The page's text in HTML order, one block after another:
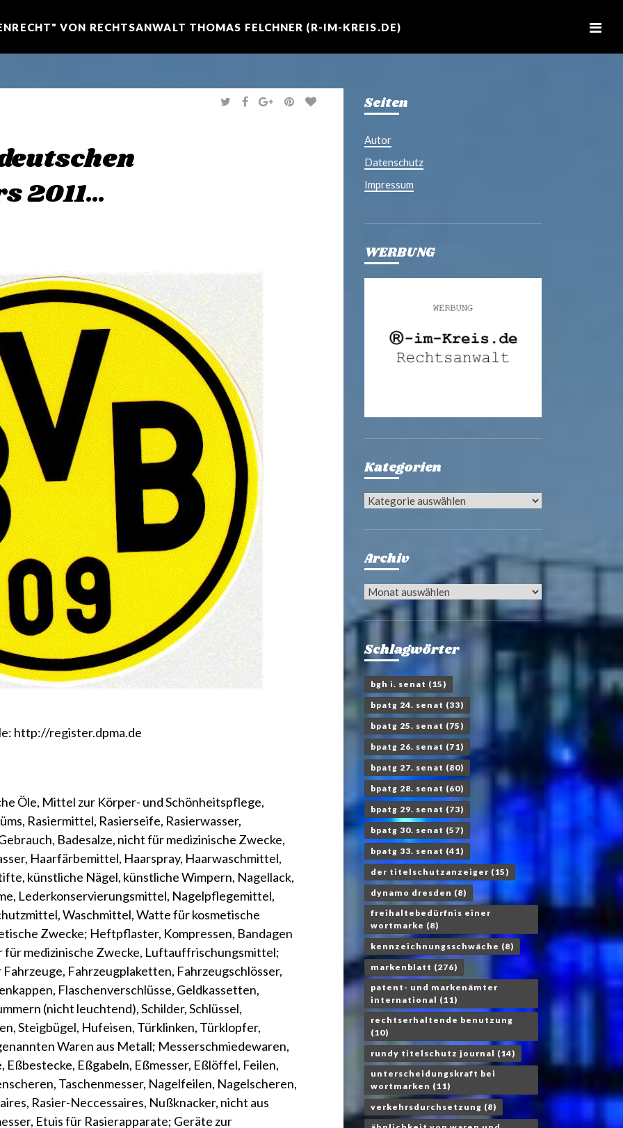
VON RECHTSANWALT THOMAS FELCHNER (R-IM-KREIS.DE)
T
W
F
A
G
O
P
I
2011…
http://register.dpma.de
Schreibwaren oder für Haushaltszwecke; Pinsel; Schreibmaschinen und Büroartikel (ausgenommen Möbel); Spielkarten; Broschüren, Bücher, Bildbände, Abreißkalender, Fotokalender, Zeitschriftenmagazine, Zeitungen, Abziehbilder, Alben, Aufkleber, Stickers, Anzeigenkarten, Kalender, Kataloge, Postkarten, Prospekte; Fahnen und Wimpel aus Papier; Abschminktücher aus Papier, Behälter und Kästen für Papier und Schreibwaren, Briefbeschwerer, Bierdeckel, Bilder, Bleistifte, Bleistifthalter, Bleistiftminen, Kugelschreiber, Farbmalstifte, Wachsmalstifte, Faserschreiber, Bleistiftspitzer, Briefpapier, Büroklammern, Textmarker, Füllfederhalter; Farbkästen (Schülerbedarf), Federhalter, Glückwunschkarten, Schreibhefte, Heftzwecken, Kaffeefilter aus Papier, Zeichenlineale, Papierhandtücher, Tischpapier, Servietten, Papiertaschentücher, Papiertüten, Papiervorhänge, Papierrollos, Pinsel, Plakate aus Papier und Pappe, Plakatträger aus Papier oder Pappe, Platzdeckchen aus Papier, Radiergummis, Schachteln aus Papier oder Pappe, Schreib- und Papierwaren, Schreibgeräte, Stempel, Stempelhalter, Stempelkästen, Stempelkissen, Untersetzer aus Papier, Wandtafeln; Leder und Lederimitationen sowie Waren daraus, soweit in Klasse 18 enthalten; Reise- und Handkoffer, Regenschirme, Sonnenschirme und Spazierstöcke; Geldbörsen (nicht aus Edelmetall), Badetaschen, Aktentaschen, Dokumentenmappen, Brieftaschen, Campingtaschen, Einkaufsnetze, Einkaufstaschen, Schlüsseletuis aus Leder, Halsbänder für Tiere, Kosmetikkoffer, Ledergurte, Rucksäcke, Reisetaschen, Schultaschen, Schuhbeutel; Möbel, Spiegel, Rahmen; Waren, soweit in Klasse 20 enthalten, aus Holz, Kork, Rohr, Binsen, Weide, Horn, Knochen, Elfenbein, Fischbein, Schildpatt, Bernstein, Perlmutt, Meerschaum und deren Ersatzstoffen oder aus Kunststoffen; Schlüsselbretter, Briefkästen, weder aus Metall noch aus Mauerwerk, Bücherregale, Wanddekorationsartikel für Innenausstattung, nicht aus textilem Material, Dosen, Kästen und Kisten aus Holz oder Kunststoff, Fahnenstangen, Kennzeichen für Fahrzeuge, nicht aus Metall, Fahrzeugschlösser, nicht aus Metall, Wachsfiguren, Figuren aus Holz, Wachs, Gips oder Kunststoff, Flaschenkappen, nicht aus Metall, Flaschenkästen, Flaschenkorken, Flaschenstöpsel, Trinkhalme aus Kunststoff, Betten und Liegen für Haustiere, Hütten für Haustiere, Nester für Haustiere, Hocker, Holzbänke, Kleiderbügel, Kleiderhaken, nicht aus Metall, Kleiderpuppen, Kleiderständer, Kopfkissen, Kopfpolster, Körbe, nicht aus Metall, Korbwaren, Korken, Liegestühle, Stühle, Zeitungshalter, Zeitungsständer, aufblasbare Werbeartikel; Geräte und Behälter für Haushalt und Küche (nicht aus Edelmetall oder plattiert); Kämme und Schwämme; Bürsten (mit Ausnahme von Pinseln); Putzzeug, rohes oder teilweise bearbeitetes Glas (mit Ausnahme von Bauglas); Glaswaren, Porzellan und Steingut, soweit in Klasse 21 enthalten; Bierkrüge, Biergläser; Zahnbürsten, elektrische Zahnbürsten, Zahnbürstenetuis; Abfalleimer, tragbare Babybadewannen, nicht elektrische Babyflaschenwärmer, Isolierbehälter, Isolierkannen, Behälter für Haushalt oder Küche, nicht aus Edelmetall, Besen, Blumentöpfe, Schneidbretter für die Küche, Brotbretter, Brotkästen, Brotkörbe, Bügelbretter, Überzüge für Bügelbretter, Bürsten für Körper- und Schönheitspflege, Butterdosen, Seifendosen, Zuckerdosen, Mundduschen, Eierbecher, nicht aus Edelmetall, Eimer aller Art, Einmachgläser, Eiskübel, Formen für Eiswürfel, Eßstäbchen, Kammetuis, Flaschenöffner, Fliegenklappen, Gewürzservices, Gießkannen, emailliertes Glas, Glasbehälter, Glasgefäße, Glaskugeln, bemalte Glaswaren, Kaffeekocher, nicht elektrisch und nicht aus Edelmetall, Kaffeemühlen, handbetrieben, Kaffeeservices, nicht aus Edelmetall, Käfige für Haustiere, Kämme, Keramikerzeugnisse für den Haushalt, Kerzenleuchter, nicht aus Edelmetall, Kerzenauslöscher, nicht aus Edelmetall, Kleiderspanner, Teppichklopfer, Kochgeschirr, Kochtöpfe, Korkenzieher, kosmetische Geräte, Krawattenspanner, Kristallglaswaren, Kühlflaschen, Kühltaschen, Kühlboxen, Papierteller, Parfümzerstäuber, Porzellanwaren, Schilder aus Porzellan oder Glas, Schuhanzieher, Schuhbürsten, Steingutwaren; Seile, Bindfäden, Netze, Zelte, Planen, Segel, Säcke, soweit in Klasse 22 enthalten; Strickleitern; Webstoffe und Textilwaren, soweit in Klasse 24 enthalten; Bett- und Tischdecken; Banner, Standarten, Etiketten aus Textilstoffen, Fahnen, Wimpel (nicht aus Papier), Bettwäsche, Bettzeug, Kissenbezüge, Federbettdecken, Gardinen aus Textilien oder aus Kunststoff, Textilhandtücher, Reisedecken, Schlafsäcke, Textiltapeten, Textiltaschentücher, Textilservietten, Textilstoffe, Badewäsche, Luftmatratzen, nicht für medizinische Zwecke; Bekleidungsstücke, Schuhwaren, Kopfbedeckungen; Babywäsche, Badeanzüge, Badehosen, Bademäntel, Bademützen, Badesandalen, Badeschuhe, Büstenhalter, Fußballschuhe, Bekleidungsgürtel, Gymnastikbekleidung, Gymnastikschuhe, Halstücher, Handschuhe, Hausschuhe, Hemdblusen, Hemden, Hosen, Hosenträger, Hüte, Jacken, Krawatten, Lätzchen, nicht aus Papier, Mäntel, Mützenschirme, Oberbekleidungsstücke, Ohrenschützer, Pelerinen, Pullover, Pyjamas, Radfahrerbekleidung, Regenmäntel, Röcke, Sandalen, Schals, Schlafanzüge, Schürzen, Slips, Socken, Sockenhalter, Sportschuhe, Stoffschuhe, Stollen für Fußballschuhe, Strandanzüge, Strandschuhe, Strumpfbänder, Strümpfe, Sweater, Skibekleidung, Ski- und Snowboardlatzhosen, T-Shirts, Trikotkleidung, Unterbekleidungsstücke, Unterhosen, Unterwäsche, Wasserskianzüge, Westen; Abzeichen (nicht aus Edelmetall), Anstecker (Buttons), Armbinden, Haarbänder, künstliche Girlanden, Haarklemmen, Haarnadeln, Haarreifen, Haarschmuck, Haarspangen, Hutverzierungen (nicht aus Edelmetall), Knöpfe, Gürtelschnallen, Schnürsenkel; Teppiche, Fußma
Seiten
Autor
Datenschutz
Impressum
WERBUNG
Kategorien
Kategorien
Archiv
Archiv
Schlagwörter
bgh i. senat (15)
bpatg 24. senat (33)
bpatg 25. senat (75)
bpatg 26. senat (71)
bpatg 27. senat (80)
bpatg 28. senat (60)
bpatg 29. senat (73)
bpatg 30. senat (57)
bpatg 33. senat (41)
der titelschutzanzeiger (15)
dynamo dresden (8)
freihaltebedürfnis einer
wortmarke (8)
kennzeichnungsschwäche (8)
markenblatt (276)
patent- und markenämter
international (11)
rechtserhaltende benutzung
(10)
rundy titelschutz journal (14)
unterscheidungskraft bei
wortmarken (11)
verkehrsdurchsetzung (8)